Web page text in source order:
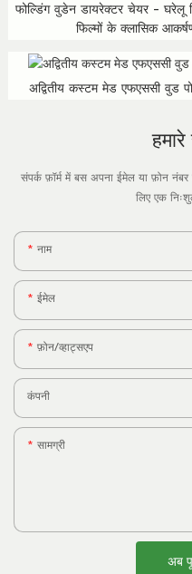
फोल्डिंग वुडेन डायरेक्टर चेयर - घरेलू
फिल्मों के क्लासिक
अद्वितीय कस्टम मेड एफएससी वुड
संपर्क फ़ॉर्म में बस अपना ईमेल या फ़ोन
लिए एक
नाम
ईमेल
फ़ोन/व्हाट्सएप
कंपनी
सामग्री
अब